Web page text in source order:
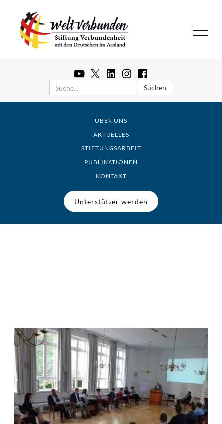
ÜBER UNS
AKTUELLES
STIFTUNGSARBEIT
PUBLIKATIONEN
KONTAKT
Unterstützer werden